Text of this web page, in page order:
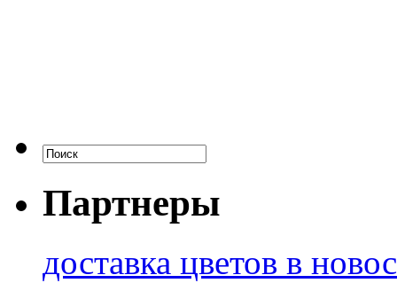
Партнеры
доставка цветов в